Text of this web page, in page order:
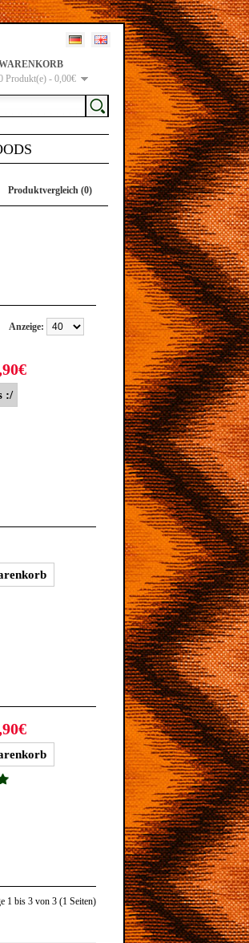
Produkt(e) - 0,00€
Produktvergleich (0)
Anzeige:
1 bis 3 von 3 (1 Seiten)